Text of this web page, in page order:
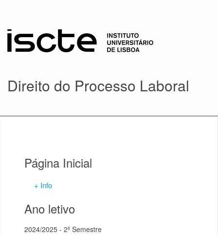
Direito do Processo Laboral
Página Inicial
+ Info
Ano letivo
2024/2025 - 2º Semestre